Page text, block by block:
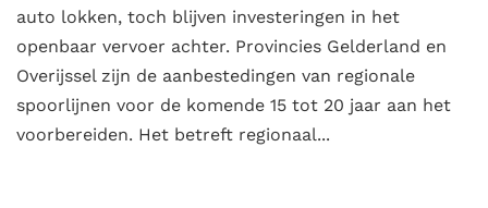
auto lokken, toch blijven investeringen in het
openbaar vervoer achter. Provincies Gelderland en
Overijssel zijn de aanbestedingen van regionale
spoorlijnen voor de komende 15 tot 20 jaar aan het
voorbereiden. Het betreft regionaal...